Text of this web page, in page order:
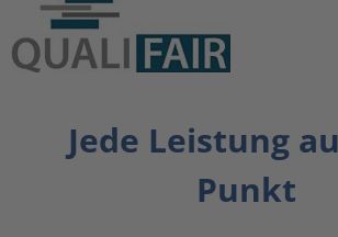
zurück Startseite
Jede Leistung
Punkt